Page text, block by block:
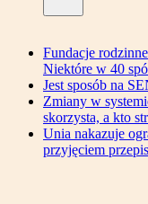
Fundacje
Niektóre w 40
Jest sposób na
Zmiany w
skorzysta, a kto
Unia nakazuje
przyjęciem